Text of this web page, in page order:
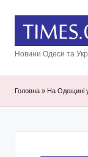
Новини Одеси та
Головна » На Одещині